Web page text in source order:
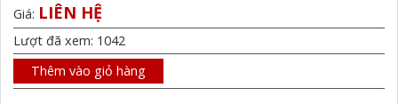
Giá: LIÊN HỆ
Lượt đã xem: 1042
Thêm vào giỏ hàng